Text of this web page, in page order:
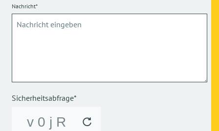
Nachricht*
Sicherheitsabfrage*